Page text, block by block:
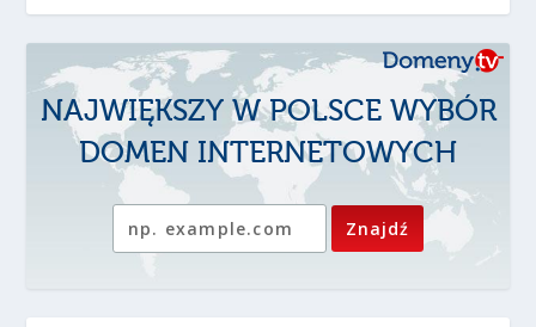
NAJWIĘKSZY W POLSCE WYBÓR
DOMEN INTERNETOWYCH